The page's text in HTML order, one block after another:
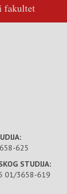
fakultet
625
STUDIJA:
01/3658-619